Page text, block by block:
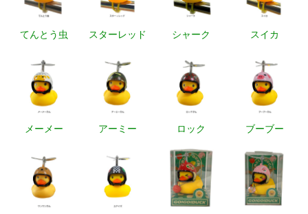
てんとう虫 スターレッド シャーク スイカ
メーメー アーミー ロック ブーブー